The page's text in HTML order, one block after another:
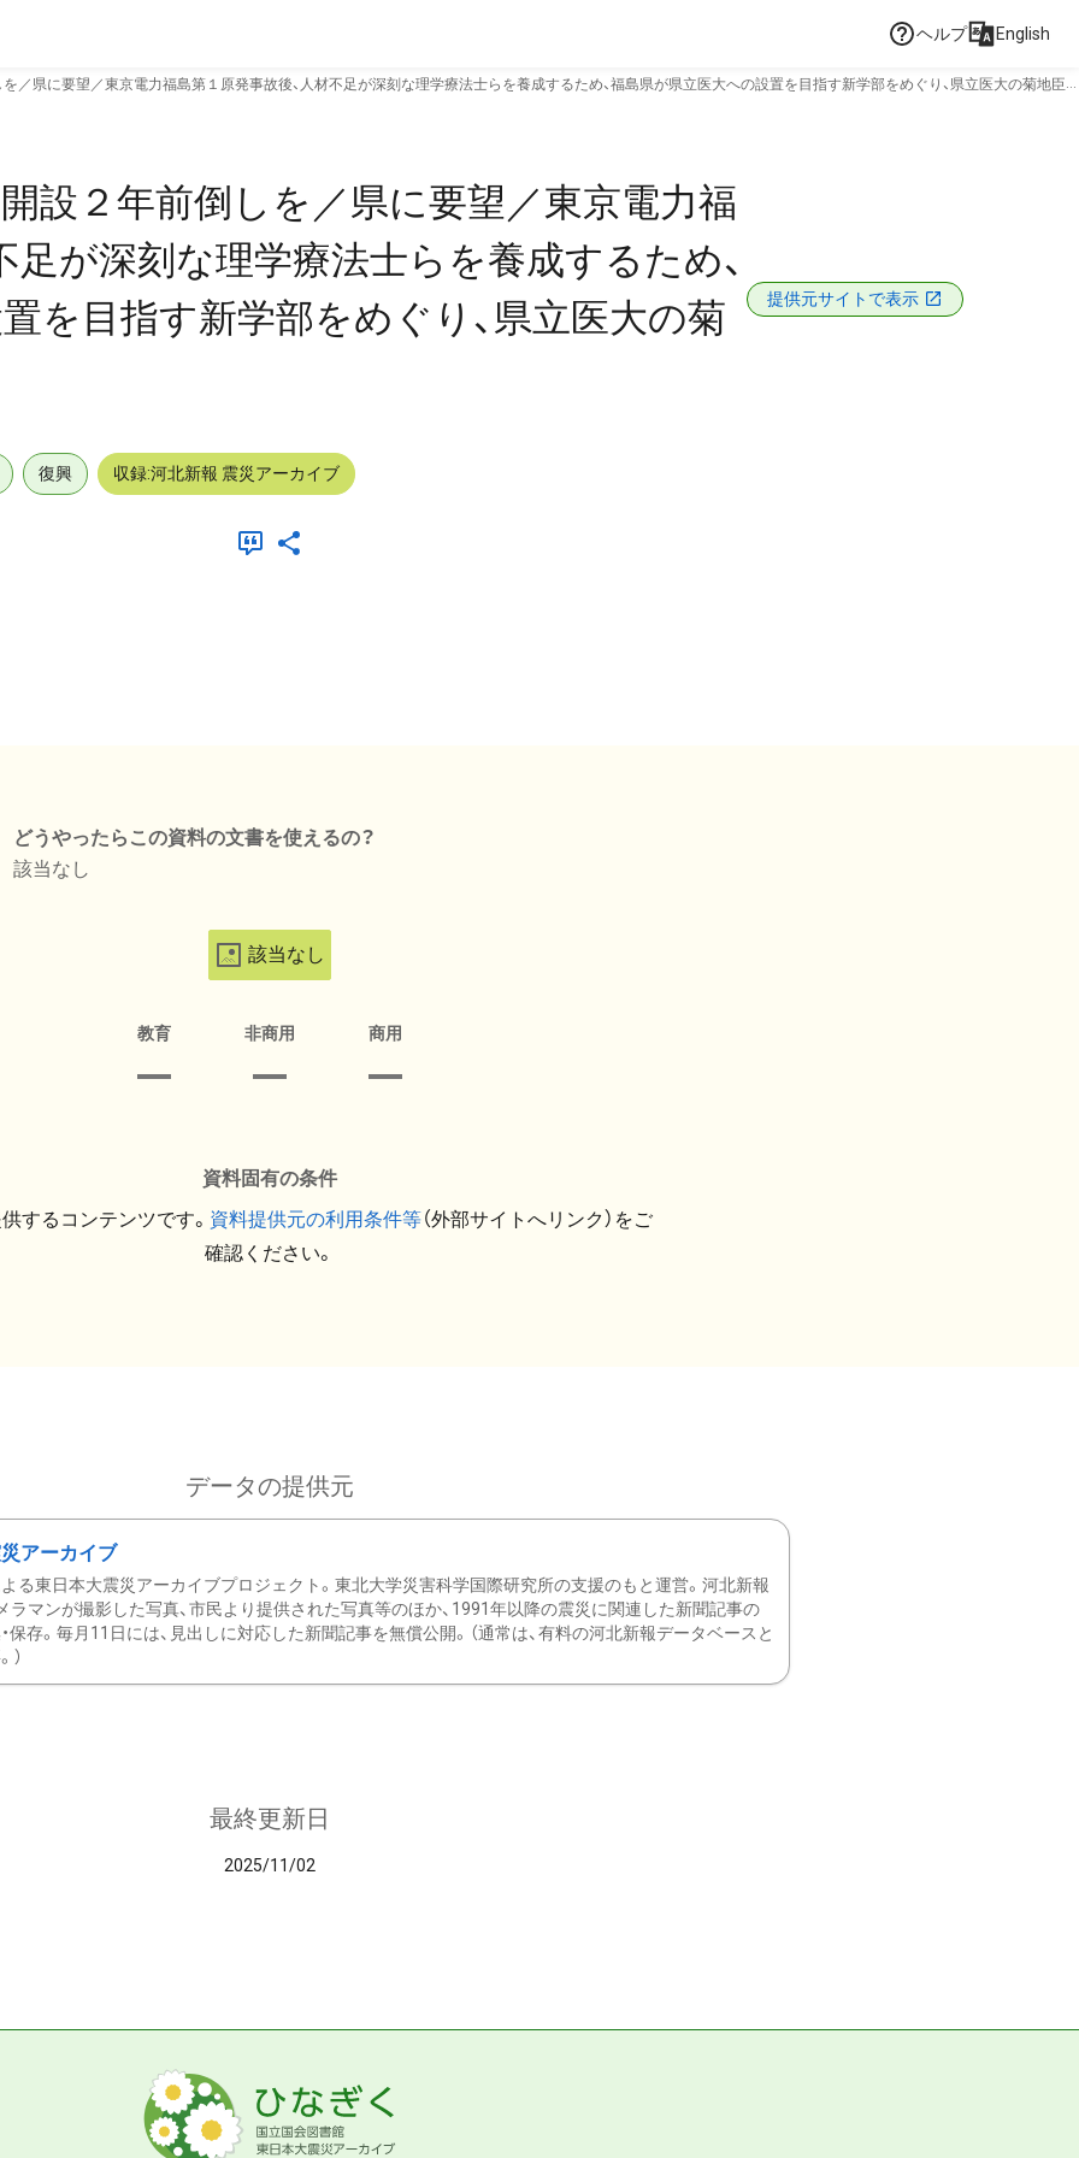
ヘルプ English
／県に要望／東京電力福島第１原発事故後、人材不足が深刻な理学療法士らを養成するため、福島県が県立医大への設置を目指す新学部をめぐり、県立医大の菊地臣
設２年前倒しを／県に要望／東京電力福
足が深刻な理学療法士らを養成するため、
を目指す新学部をめぐり、県立医大の菊
提供元サイトで表示
復興 収録:河北新報 震災アーカイブ
どうやったらこの資料の文書を使えるの？
該当なし
該当なし
教育 非商用 商用
資料固有の条件
するコンテンツです。 資料提供元の利用条件等（外部サイトへリンク）をご
確認ください。
データの提供元
アーカイブ
る東日本大震災アーカイブプロジェクト。東北大学災害科学国際研究所の支援のもと運営。河北新報
ラマンが撮影した写真、市民より提供された写真等のほか、1991年以降の震災に関連した新聞記事の
保存。毎月11日には、見出しに対応した新聞記事を無償公開。（通常は、有料の河北新報データベースと
）
最終更新日
2025/11/02